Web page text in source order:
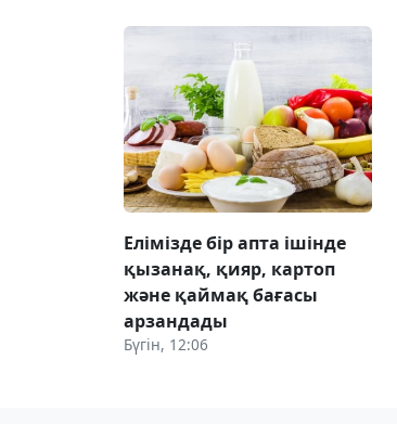
Елімізде бір апта ішінде
қызанақ, қияр, картоп
және қаймақ бағасы
арзандады
Бүгін, 12:06